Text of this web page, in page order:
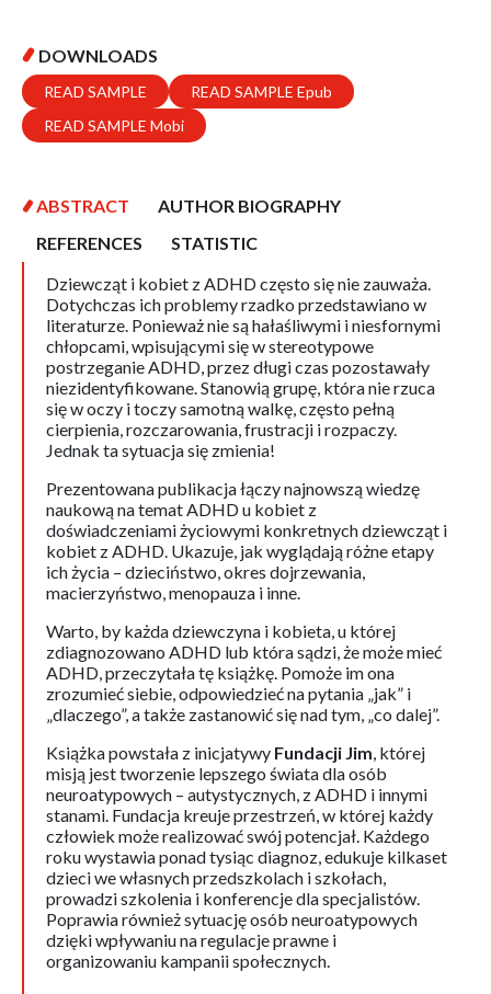
DOWNLOADS
READ SAMPLE
READ SAMPLE Epub
READ SAMPLE Mobi
ABSTRACT
AUTHOR BIOGRAPHY
REFERENCES
STATISTIC
Dziewcząt i kobiet z ADHD często się nie zauważa.
Dotychczas ich problemy rzadko przedstawiano w
literaturze. Ponieważ nie są hałaśliwymi i niesfornymi
chłopcami, wpisującymi się w stereotypowe
postrzeganie ADHD, przez długi czas pozostawały
niezidentyfikowane. Stanowią grupę, która nie rzuca
się w oczy i toczy samotną walkę, często pełną
cierpienia, rozczarowania, frustracji i rozpaczy.
Jednak ta sytuacja się zmienia!
Prezentowana publikacja łączy najnowszą wiedzę
naukową na temat ADHD u kobiet z
doświadczeniami życiowymi konkretnych dziewcząt i
kobiet z ADHD. Ukazuje, jak wyglądają różne etapy
ich życia – dzieciństwo, okres dojrzewania,
macierzyństwo, menopauza i inne.
Warto, by każda dziewczyna i kobieta, u której
zdiagnozowano ADHD lub która sądzi, że może mieć
ADHD, przeczytała tę książkę. Pomoże im ona
zrozumieć siebie, odpowiedzieć na pytania „jak” i
„dlaczego”, a także zastanowić się nad tym, „co dalej”.
Książka powstała z inicjatywy Fundacji Jim, której
misją jest tworzenie lepszego świata dla osób
neuroatypowych – autystycznych, z ADHD i innymi
stanami. Fundacja kreuje przestrzeń, w której każdy
człowiek może realizować swój potencjał. Każdego
roku wystawia ponad tysiąc diagnoz, edukuje kilkaset
dzieci we własnych przedszkolach i szkołach,
prowadzi szkolenia i konferencje dla specjalistów.
Poprawia również sytuację osób neuroatypowych
dzięki wpływaniu na regulacje prawne i
organizowaniu kampanii społecznych.